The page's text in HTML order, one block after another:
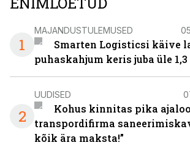
1
MAJANDUSTULEMUSED
Smarten Logisticsi käive
puhaskahjum keris juba üle
2
UUDISED
Kohus kinnitas pika
transpordifirma
kõik ära maksta!”